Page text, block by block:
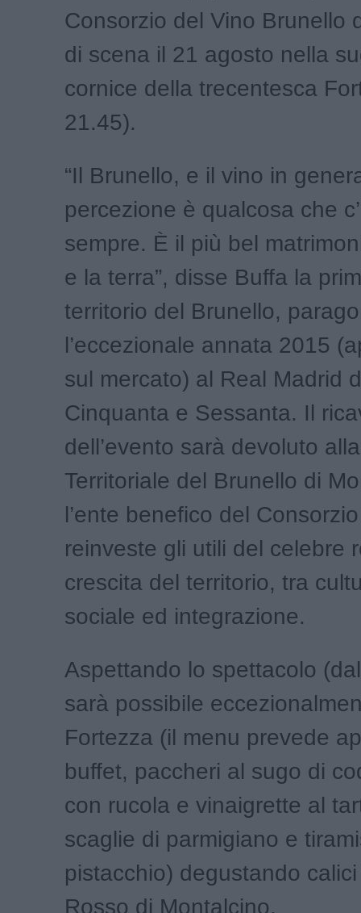
Consorzio del Vino Brunello
di scena il 21 agosto nella
cornice della trecentesca
21.45).
“Il Brunello, e il vino in
percezione è qualcosa che
sempre. È il più bel
e la terra”, disse Buffa la
territorio del Brunello,
l’eccezionale annata 2015
sul mercato) al Real Madrid
Cinquanta e Sessanta. Il
dell’evento sarà devoluto
Territoriale del Brunello di
l’ente benefico del
reinveste gli utili del celebre
crescita del territorio, tra
sociale ed integrazione.
Aspettando lo spettacolo
sarà possibile
Fortezza (il menu prevede
buffet, paccheri al sugo di
con rucola e vinaigrette al
scaglie di parmigiano e
pistacchio) degustando
Rosso di Montalcino.